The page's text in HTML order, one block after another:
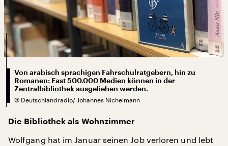
Von arabisch sprachigen Fahrschulratgebern, hin zu
Romanen: Fast 500.000 Medien können in der
Zentralbibliothek ausgeliehen werden.
© Deutschlandradio/ Johannes Nichelmann
Die Bibliothek als Wohnzimmer
Wolfgang hat im Januar seinen Job verloren und lebt